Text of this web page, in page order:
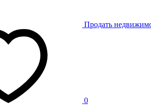
Продать
0